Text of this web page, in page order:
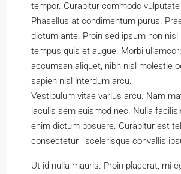
tempor. Curabitur commodo
Phasellus at condimentum purus.
dictum ante. Proin sed ipsum non nisl
tempus quis et augue. Morbi
accumsan aliquet, nibh nisl molestie
sapien nisl interdum arcu.
Vestibulum vitae varius arcu. Nam
iaculis sem euismod nec. Nulla
enim dictum posuere. Curabitur est
consectetur , scelerisque convallis
Ut id nulla mauris. Proin placerat, mi